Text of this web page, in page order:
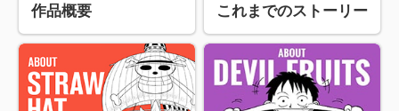
作品概要 これまでのストーリー